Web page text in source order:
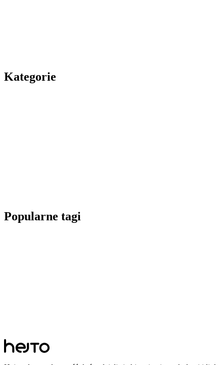
Kategorie
Popularne tagi